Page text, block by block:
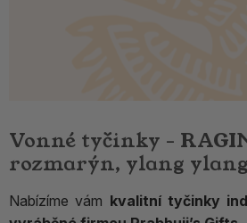
Vonné tyčinky -
rozmarýn, ylang ylang
Nabízíme vám kvalitní tyčinky